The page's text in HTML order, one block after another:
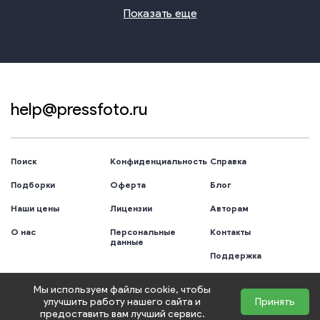
Показать еще
help@pressfoto.ru
Поиск
Подборки
Наши цены
О нас
Конфиденциальность
Оферта
Лицензии
Персональные
данные
Справка
Блог
Авторам
Контакты
Поддержка
Copyright © 2006-2026 Цифровая Собственность ™
Мы используем файлы cookie, чтобы
улучшить работу нашего сайта и
предоставить вам лучший сервис.
Принять